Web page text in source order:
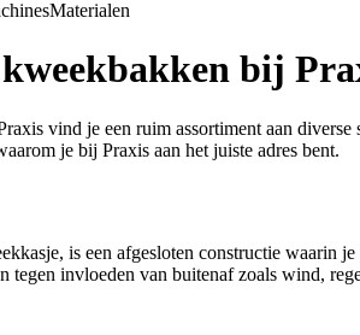
Materialen
bij
vind je een ruim assortiment aan
je bij Praxis aan het juiste adres bent.
is een afgesloten constructie waarin
tegen invloeden van buitenaf zoals wind,